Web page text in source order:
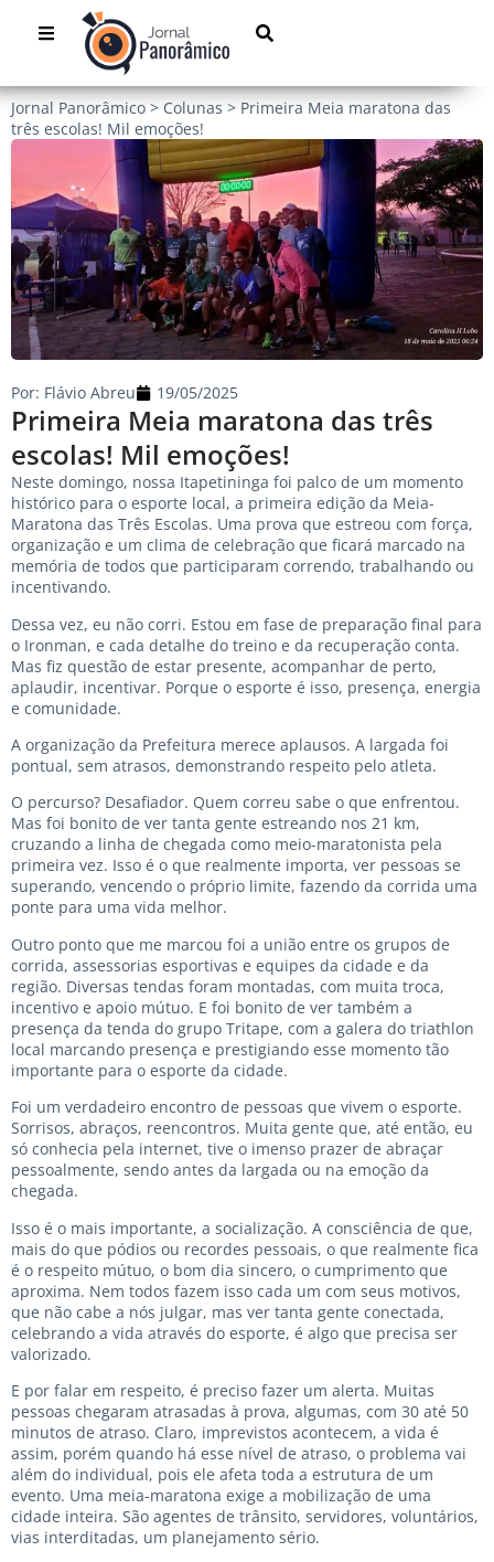
Jornal Panorâmico > Colunas > Primeira Meia maratona das
três escolas! Mil emoções!
Primeira Meia maratona das três
escolas! Mil emoções!
Por: Flávio Abreu 19/05/2025
Neste domingo, nossa Itapetininga foi palco de um momento
histórico para o esporte local, a primeira edição da Meia-
Maratona das Três Escolas. Uma prova que estreou com força,
organização e um clima de celebração que ficará marcado na
memória de todos que participaram correndo, trabalhando ou
incentivando.
Dessa vez, eu não corri. Estou em fase de preparação final para
o Ironman, e cada detalhe do treino e da recuperação conta.
Mas fiz questão de estar presente, acompanhar de perto,
aplaudir, incentivar. Porque o esporte é isso, presença, energia
e comunidade.
A organização da Prefeitura merece aplausos. A largada foi
pontual, sem atrasos, demonstrando respeito pelo atleta.
O percurso? Desafiador. Quem correu sabe o que enfrentou.
Mas foi bonito de ver tanta gente estreando nos 21 km,
cruzando a linha de chegada como meio-maratonista pela
primeira vez. Isso é o que realmente importa, ver pessoas se
superando, vencendo o próprio limite, fazendo da corrida uma
ponte para uma vida melhor.
Outro ponto que me marcou foi a união entre os grupos de
corrida, assessorias esportivas e equipes da cidade e da
região. Diversas tendas foram montadas, com muita troca,
incentivo e apoio mútuo. E foi bonito de ver também a
presença da tenda do grupo Tritape, com a galera do triathlon
local marcando presença e prestigiando esse momento tão
importante para o esporte da cidade.
Foi um verdadeiro encontro de pessoas que vivem o esporte.
Sorrisos, abraços, reencontros. Muita gente que, até então, eu
só conhecia pela internet, tive o imenso prazer de abraçar
pessoalmente, sendo antes da largada ou na emoção da
chegada.
Isso é o mais importante, a socialização. A consciência de que,
mais do que pódios ou recordes pessoais, o que realmente fica
é o respeito mútuo, o bom dia sincero, o cumprimento que
aproxima. Nem todos fazem isso cada um com seus motivos,
que não cabe a nós julgar, mas ver tanta gente conectada,
celebrando a vida através do esporte, é algo que precisa ser
valorizado.
E por falar em respeito, é preciso fazer um alerta. Muitas
pessoas chegaram atrasadas à prova, algumas, com 30 até 50
minutos de atraso. Claro, imprevistos acontecem, a vida é
assim, porém quando há esse nível de atraso, o problema vai
além do individual, pois ele afeta toda a estrutura de um
evento. Uma meia-maratona exige a mobilização de uma
cidade inteira. São agentes de trânsito, servidores, voluntários,
vias interditadas, um planejamento sério.